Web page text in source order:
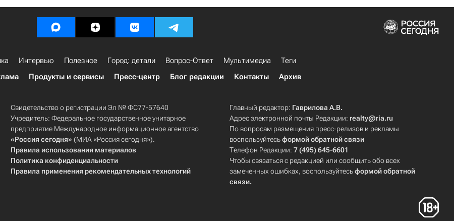
Интервью Полезное Город: детали Вопрос-Ответ Мультимедиа
Теги
Продукты и сервисы Пресс-центр Блог редакции Контакты Архив
Свидетельство о регистрации Эл № ФС77-57640
Учредитель: Федеральное государственное унитарное
предприятие Международное информационное агентство
«Россия сегодня» (МИА «Россия сегодня»).
Правила использования материалов
Политика конфиденциальности
Правила применения рекомендательных технологий
Главный редактор: Гаврилова А.В.
Адрес электронной почты Редакции: realty@ria.ru
По вопросам размещения пресс-релизов и рекламы
воспользуйтесьформой обратной связи
Телефон Редакции:7 (495) 645-6601
Чтобы связаться с редакцией или сообщить обо всех
замеченных ошибках, воспользуйтесьформой обратной
связи.